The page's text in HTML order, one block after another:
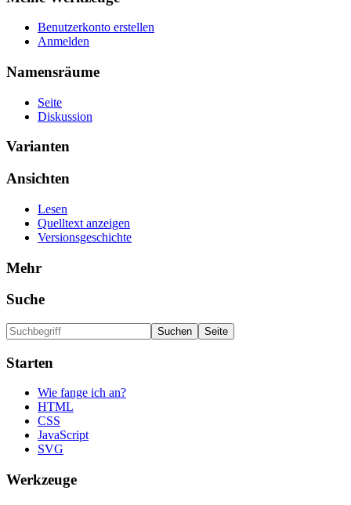
Benutzerkonto erstellen
Anmelden
Namensräume
Seite
Diskussion
Varianten
Ansichten
Lesen
Quelltext anzeigen
Versionsgeschichte
Mehr
Suche
Starten
Wie fange ich an?
HTML
CSS
JavaScript
SVG
Werkzeuge